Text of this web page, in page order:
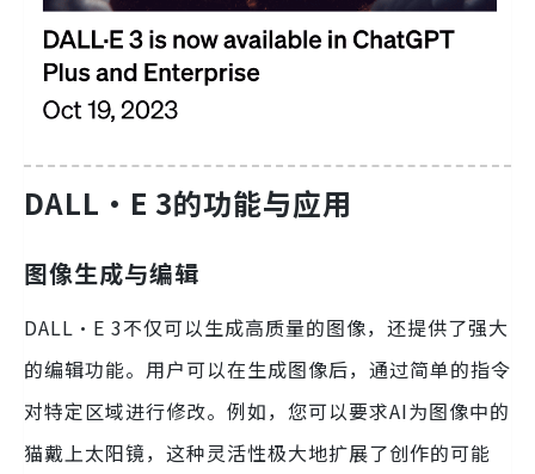
DALL·E 3的功能与应用
图像生成与编辑
DALL·E 3不仅可以生成高质量的图像，还提供了强大
的编辑功能。用户可以在生成图像后，通过简单的指令
对特定区域进行修改。例如，您可以要求AI为图像中的
猫戴上太阳镜，这种灵活性极大地扩展了创作的可能